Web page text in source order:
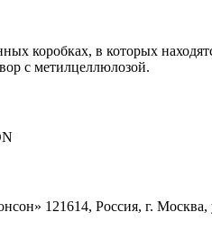
коробках, в которых
с метилцеллюлозой.
121614, Россия, г. Москва,